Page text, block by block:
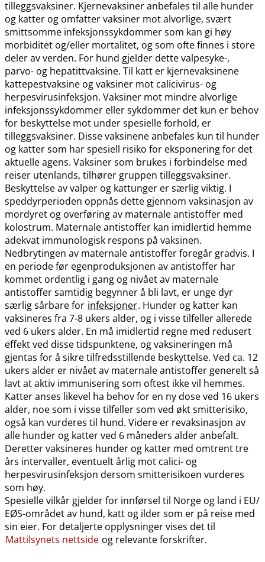
tilleggsvaksiner. Kjernevaksiner anbefales til alle hunder
og katter og omfatter vaksiner mot alvorlige, svært
smittsomme infeksjonssykdommer som kan gi høy
morbiditet og​/​eller mortalitet, og som ofte finnes i store
deler av verden. For hund gjelder dette valpesyke-,
parvo- og hepatittvaksine. Til katt er kjernevaksinene
kattepestvaksine og vaksiner mot calicivirus- og
herpesvirusinfeksjon. Vaksiner mot mindre alvorlige
infeksjonssykdommer eller sykdommer det kun er behov
for beskyttelse mot under spesielle forhold, er
tilleggsvaksiner. Disse vaksinene anbefales kun til hunder
og katter som har spesiell risiko for eksponering for det
aktuelle agens. Vaksiner som brukes i forbindelse med
reiser utenlands, tilhører gruppen tilleggsvaksiner.
Beskyttelse av valper og kattunger er særlig viktig. I
speddyrperioden oppnås dette gjennom vaksinasjon av
mordyret og overføring av maternale antistoffer med
kolostrum. Maternale antistoffer kan imidlertid hemme
adekvat immunologisk respons på vaksinen.
Nedbrytingen av maternale antistoffer foregår gradvis. I
en periode før egenproduksjonen av antistoffer har
kommet ordentlig i gang og nivået av maternale
antistoffer samtidig begynner å bli lavt, er unge dyr
særlig sårbare for infeksjoner. Hunder og katter kan
vaksineres fra 7-8 ukers alder, og i visse tilfeller allerede
ved 6 ukers alder. En må imidlertid regne med redusert
effekt ved disse tidspunktene, og vaksineringen må
gjentas for å sikre tilfredsstillende beskyttelse. Ved ca. 12
ukers alder er nivået av maternale antistoffer generelt så
lavt at aktiv immunisering som oftest ikke vil hemmes.
Katter anses likevel ha behov for en ny dose ved 16 ukers
alder, noe som i visse tilfeller som ved økt smitterisiko,
også kan vurderes til hund. Videre er revaksinasjon av
alle hunder og katter ved 6 måneders alder anbefalt.
Deretter vaksineres hunder og katter med omtrent tre
års intervaller, eventuelt årlig mot calici- og
herpesvirusinfeksjon dersom smitterisikoen vurderes
som høy.
Spesielle vilkår gjelder for innførsel til Norge og land i EU​/​
EØS-området av hund, katt og ilder som er på reise med
sin eier. For detaljerte opplysninger vises det til
Mattilsynets nettside og relevante forskrifter.